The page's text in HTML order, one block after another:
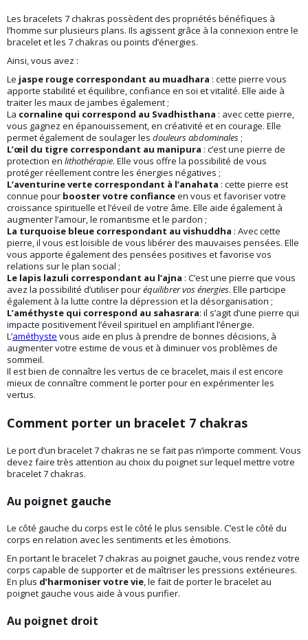
Les bracelets 7 chakras possèdent des propriétés bénéfiques à
l’homme sur plusieurs plans. Ils agissent grâce à la connexion entre le
bracelet et les 7 chakras ou points d’énergies.
Ainsi, vous avez :
Le jaspe rouge correspondant au muadhara : cette pierre vous
apporte stabilité et équilibre, confiance en soi et vitalité. Elle aide à
traiter les maux de jambes également ;
La cornaline qui correspond au Svadhisthana : avec cette pierre,
vous gagnez en épanouissement, en créativité et en courage. Elle
permet également de soulager les douleurs abdominales;
L’œil du tigre correspondant au manipura : c’est une pierre de
protection en lithothérapie. Elle vous offre la possibilité de vous
protéger réellement contre les énergies négatives ;
L’aventurine verte correspondant à l’anahata : cette pierre est
connue pour booster votre confianceen vous et favoriser votre
croissance spirituelle et l’éveil de votre âme. Elle aide également à
augmenter l’amour, le romantisme et le pardon ;
La turquoise bleue correspondant au vishuddha : Avec cette
pierre, il vous est loisible de vous libérer des mauvaises pensées. Elle
vous apporte également des pensées positives et favorise vos
relations sur le plan social ;
Le lapis lazuli correspondant au l’ajna : C’est une pierre que vous
avez la possibilité d’utiliser pouréquilibrer vos énergies. Elle participe
également à la lutte contre la dépression et la désorganisation ;
L’améthyste qui correspond au sahasrara: il s’agit d’une pierre qui
impacte positivement l’éveil spirituel en amplifiant l’énergie.
L’améthyste vous aide en plus à prendre de bonnes décisions, à
augmenter votre estime de vous et à diminuer vos problèmes de
sommeil.
Il est bien de connaître les vertus de ce bracelet, mais il est encore
mieux de connaître comment le porter pour en expérimenter les
vertus.
Comment porter un bracelet 7 chakras
Le port d’un bracelet 7 chakras ne se fait pas n’importe comment. Vous
devez faire très attention au choix du poignet sur lequel mettre votre
bracelet 7 chakras.
Au poignet gauche
Le côté gauche du corps est le côté le plus sensible. C’est le côté du
corps en relation avec les sentiments et les émotions.
En portant le bracelet 7 chakras au poignet gauche, vous rendez votre
corps capable de supporter et de maîtriser les pressions extérieures.
En plus d’harmoniser votre vie, le fait de porter le bracelet au
poignet gauche vous aide à vous purifier.
Au poignet droit